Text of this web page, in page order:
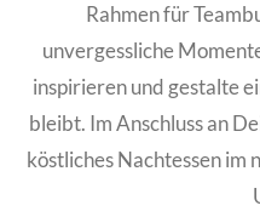
Rahmen für
unvergessliche
inspirieren und gestalte
bleibt. Im Anschluss an
köstliches Nachtessen im